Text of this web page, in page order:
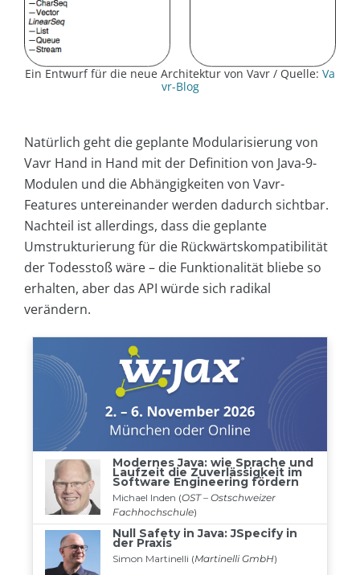
Ein Entwurf für die neue Architektur von Vavr / Quelle: Va
vr-Blog
Natürlich geht die geplante Modularisierung von
Vavr Hand in Hand mit der Definition von Java-9-
Modulen und die Abhängigkeiten von Vavr-
Features untereinander werden dadurch sichtbar.
Nachteil ist allerdings, dass die geplante
Umstrukturierung für die Rückwärtskompatibilität
der Todesstoß wäre – die Funktionalität bliebe so
erhalten, aber das API würde sich radikal
verändern.